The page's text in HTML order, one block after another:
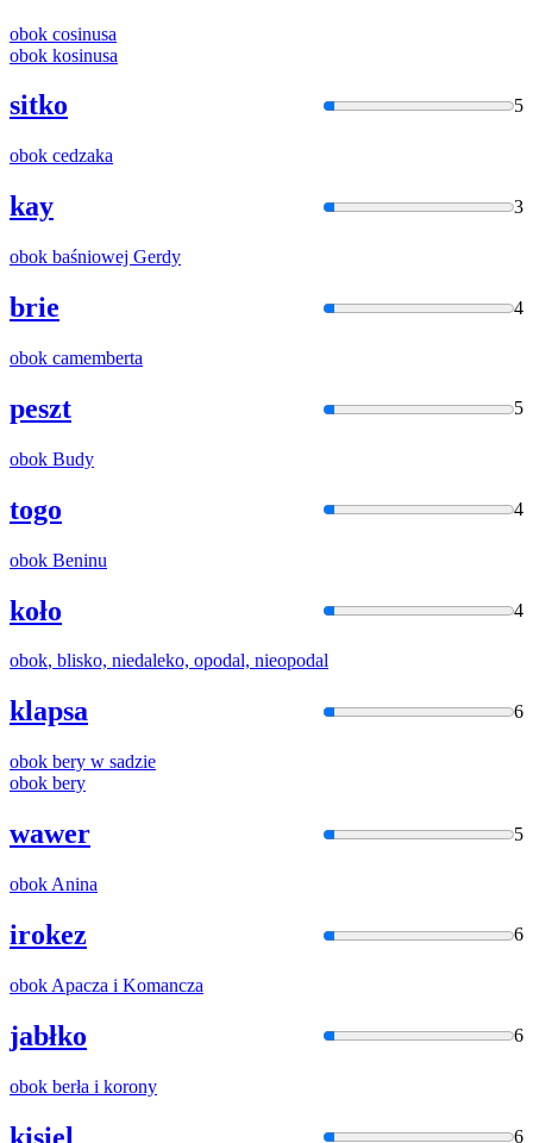
obok cosinusa
obok kosinusa
sitko 5
obok cedzaka
kay 3
obok baśniowej Gerdy
brie 4
obok camemberta
peszt 5
obok Budy
togo 4
obok Beninu
koło 4
obok, blisko, niedaleko, opodal, nieopodal
klapsa 6
obok bery w sadzie
obok bery
wawer 5
obok Anina
irokez 6
obok Apacza i Komancza
jabłko 6
obok berła i korony
kisiel 6